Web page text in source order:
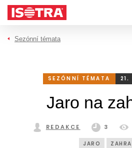
Přeskočit na obsah
Sezónní témata
SEZÓNNÍ TÉMATA 21.
Jaro na
REDAKCE 3
JARO